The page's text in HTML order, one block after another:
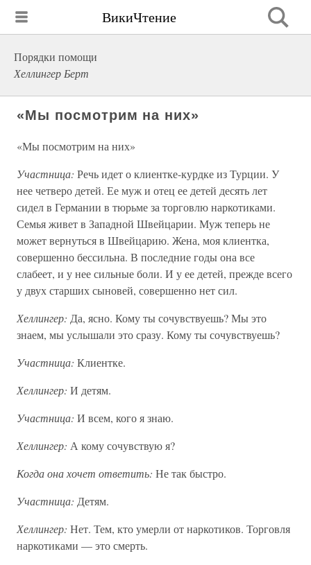
ВикиЧтение
Порядки помощи
Хеллингер Берт
«Мы посмотрим на них»
«Мы посмотрим на них»
Участница: Речь идет о клиентке-курдке из Турции. У
нее четверо детей. Ее муж и отец ее детей десять лет
сидел в Германии в тюрьме за торговлю наркотиками.
Семья живет в Западной Швейцарии. Муж теперь не
может вернуться в Швейцарию. Жена, моя клиентка,
совершенно бессильна. В последние годы она все
слабеет, и у нее сильные боли. И у ее детей, прежде всего
у двух старших сыновей, совершенно нет сил.
Хеллингер: Да, ясно. Кому ты сочувствуешь? Мы это
знаем, мы услышали это сразу. Кому ты сочувствуешь?
Участница: Клиентке.
Хеллингер: И детям.
Участница: И всем, кого я знаю.
Хеллингер: А кому сочувствую я?
Когда она хочет ответить: Не так быстро.
Участница: Детям.
Хеллингер: Нет. Тем, кто умерли от наркотиков. Торговля
наркотиками — это смерть.